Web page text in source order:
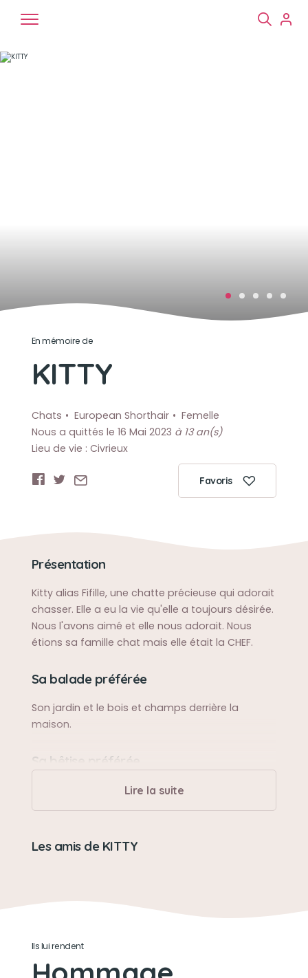
En mémoire de
KITTY
Chats European Shorthair
Femelle
Nous a quittés le 16 Mai 2023 à 13 an(s)
Lieu de vie : Civrieux
Favoris
Présentation
Kitty alias Fifille, une chatte précieuse qui adorait
chasser. Elle a eu la vie qu'elle a toujours désirée.
Nous l'avons aimé et elle nous adorait. Nous
étions sa famille chat mais elle était la CHEF.
Sa balade préférée
Son jardin et le bois et champs derrière la
maison.
Sa bêtise préférée
Renverser ses gamelles
Fidéle
Lire la suite
Les amis de KITTY
Ils lui rendent